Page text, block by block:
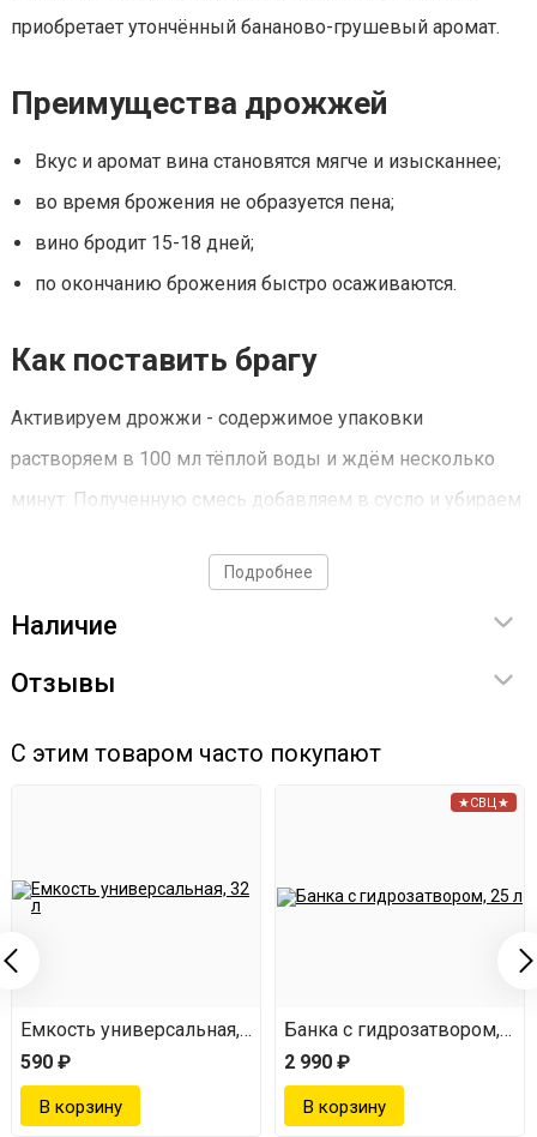
приобретает утончённый бананово-грушевый аромат.
Преимущества дрожжей
Вкус и аромат вина становятся мягче и изысканнее;
во время брожения не образуется пена;
вино бродит 15-18 дней;
по окончанию брожения быстро осаживаются.
Как поставить брагу
Активируем дрожжи - содержимое упаковки
растворяем в 100 мл тёплой воды и ждём несколько
минут. Полученную смесь добавляем в сусло и убираем
Характеристики
Время брожения - 15-18 дней:
температура брожения 15-30 градусов;
Подробнее
Наличие
Отзывы
С этим товаром часто покупают
Емкость универсальная, 32 л
590 ₽
★СВЦ★
Банка с гидрозатвором, 25
2 990 ₽